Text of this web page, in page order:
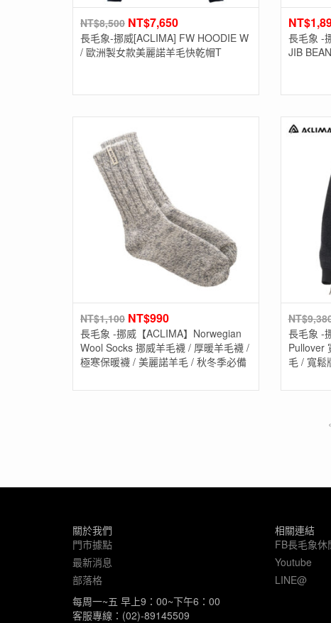
NT$8,500 NT$7,650
長毛象-挪威[ACLIMA] FW HOODIE W
/ 歐洲製女款美麗諾羊毛快乾帽T
NT$
長毛象 -
JIB
NT$1,100 NT$990
長毛象 -挪威【ACLIMA】Norwegian
Wool Socks 挪威羊毛襪 / 厚暖羊毛襪 /
極寒保暖襪 / 美麗諾羊毛 / 秋冬季必備
NT$
長毛象 -
Pullover
毛 / 寬鬆
關於我們
門市據點
最新消息
部落格
每周一~五 早上9：00~下午6：00
客服專線：(02)-89145509
相關連結
FB長毛象
Youtube
LINE@